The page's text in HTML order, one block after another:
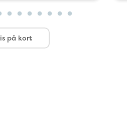
på kort